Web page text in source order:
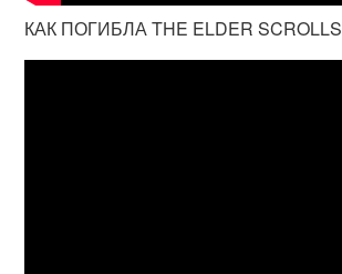
КАК ПОГИБЛА THE ELDER SCROLLS